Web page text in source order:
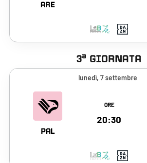
ARE
3a GIORNATA
lunedì, 7 settembre
PAL
ORElunedì, 7
20:30
Vai alla scheda del match